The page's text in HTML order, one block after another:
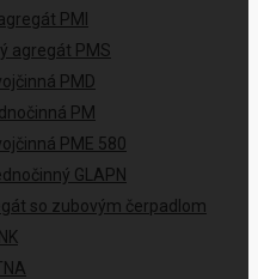
PMI
agregát PMS
PMD
PM
PME 580
GLAPN
so zubovým čerpadlom